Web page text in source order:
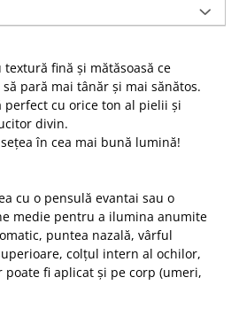
fină și mătăsoasă ce
pară mai tânăr și mai sănătos.
perfect cu orice ton al pielii și
divin.
în cea mai bună lumină!
cu o pensulă evantai sau o
medie pentru a ilumina anumite
puntea nazală, vârful
colțul intern al ochilor,
poate fi aplicat și pe corp (umeri,